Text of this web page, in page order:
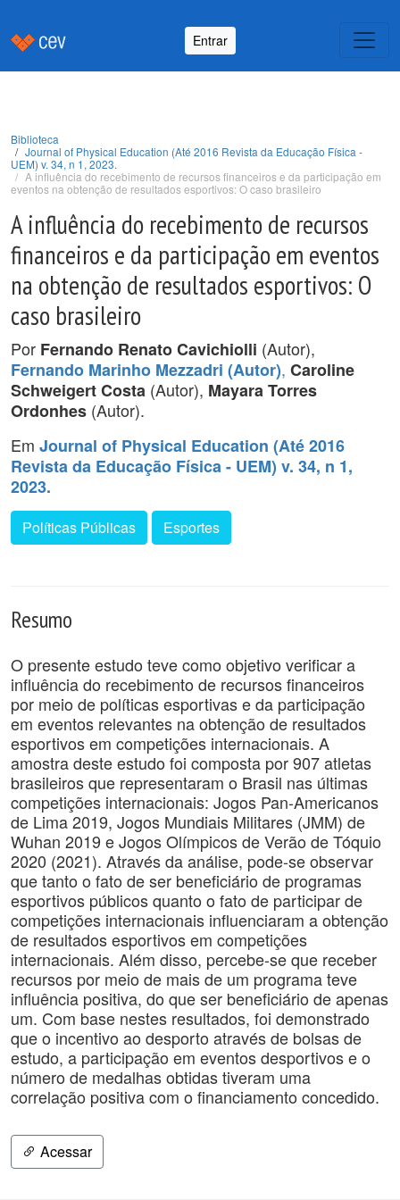
Entrar
Biblioteca
Journal of Physical Education (Até 2016 Revista da Educação Física -
UEM) v. 34, n 1, 2023.
A influência do recebimento de recursos financeiros e da participação em
eventos na obtenção de resultados esportivos: O caso brasileiro
A influência do recebimento de recursos
financeiros e da participação em eventos
na obtenção de resultados esportivos: O
caso brasileiro
Por Fernando Renato Cavichiolli (Autor),
Fernando Marinho Mezzadri (Autor), Caroline
Schweigert Costa (Autor), Mayara Torres
Ordonhes (Autor).
Em Journal of Physical Education (Até 2016
Revista da Educação Física - UEM) v. 34, n 1,
2023.
Políticas Públicas Esportes
Resumo
O presente estudo teve como objetivo verificar a
influência do recebimento de recursos financeiros
por meio de políticas esportivas e da participação
em eventos relevantes na obtenção de resultados
esportivos em competições internacionais. A
amostra deste estudo foi composta por 907 atletas
brasileiros que representaram o Brasil nas últimas
competições internacionais: Jogos Pan-Americanos
de Lima 2019, Jogos Mundiais Militares (JMM) de
Wuhan 2019 e Jogos Olímpicos de Verão de Tóquio
2020 (2021). Através da análise, pode-se observar
que tanto o fato de ser beneficiário de programas
esportivos públicos quanto o fato de participar de
competições internacionais influenciaram a obtenção
de resultados esportivos em competições
internacionais. Além disso, percebe-se que receber
recursos por meio de mais de um programa teve
influência positiva, do que ser beneficiário de apenas
um. Com base nestes resultados, foi demonstrado
que o incentivo ao desporto através de bolsas de
estudo, a participação em eventos desportivos e o
número de medalhas obtidas tiveram uma
correlação positiva com o financiamento concedido.
Acessar